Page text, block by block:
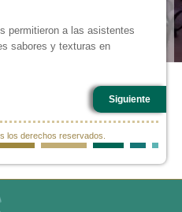
permitieron a las asistentes
sabores y texturas en
Siguiente
los derechos reservados.